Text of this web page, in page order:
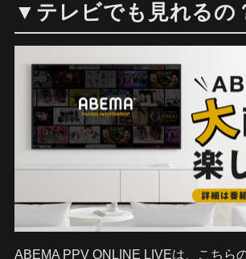
▼テレビでも見れるの
ABEMA PPV ONLINE LIVEは、こちら